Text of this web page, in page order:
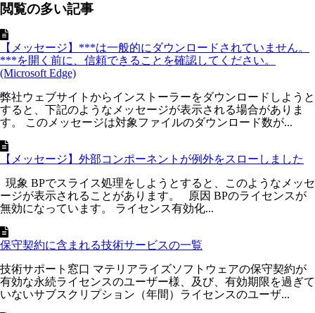
閲覧の多い記事
【メッセージ】***は一般的にダウンロードされていません。
***を開く前に、信頼できることを確認してください。
(Microsoft Edge)
弊社ウェブサイトからインストーラーをダウンロードしようと
すると、下記のようなメッセージが表示される場合がありま
す。 このメッセージは対象ファイルのダウンロード数が...
【メッセージ】外部コンポーネントが例外をスローしました
現象 BPでスライス処理をしようとすると、このようなメッセ
ージが表示されることがあります。 原因 BPのライセンスが
無効になっています。 ライセンス有効化...
保守契約に含まれる技術サービスの一覧
技術サポート窓口 マテリアライズソフトウェアの保守契約が
有効な永続ライセンスのユーザー様、及び、有効期限を過ぎて
いないサブスクリプション（年間）ライセンスのユーザ...